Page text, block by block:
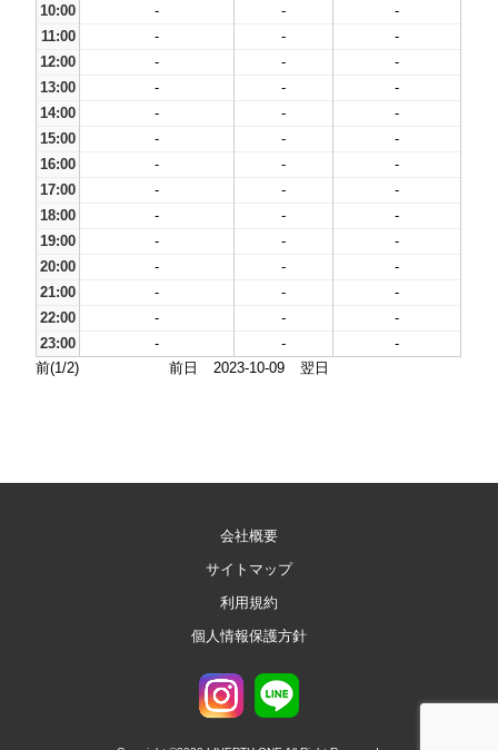
10:00
- -
-
11:00
- -
-
12:00
- -
-
13:00
- -
-
14:00
- -
-
15:00
- -
-
16:00
- -
-
17:00
- -
-
18:00
- -
-
19:00
- -
-
20:00
- -
-
21:00
- -
-
22:00
- -
-
23:00
- -
-
前(1/2)
前日 2023-10-09 翌日
会社概要
サイトマップ
利用規約
個人情報保護方針